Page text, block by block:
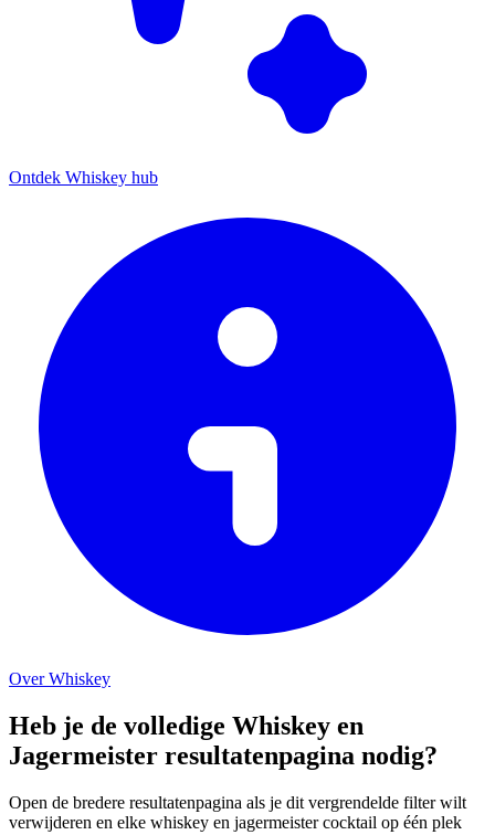
Ontdek Whiskey hub
Over Whiskey
Heb je de volledige Whiskey en
Jagermeister resultatenpagina nodig?
Open de bredere resultatenpagina als je dit vergrendelde filter wilt
verwijderen en elke whiskey en jagermeister cocktail op één plek